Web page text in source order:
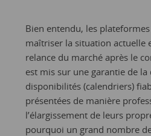
Bien entendu, les
maîtriser la situation actuelle
relance du marché après le
est mis sur une garantie de la
disponibilités (calendriers)
présentées de manière
l’élargissement de leurs
pourquoi un grand nombre